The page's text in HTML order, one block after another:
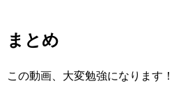
まとめ
この動画、大変勉強になります！